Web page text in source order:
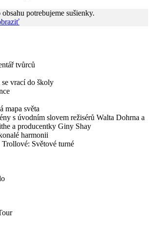
potrebujeme sušienky.
tvůrců
vrací do školy
mapa světa
s úvodním slovem režisérů Walta Dohrna a
a producentky Giny Shay
harmonii
Světové turné